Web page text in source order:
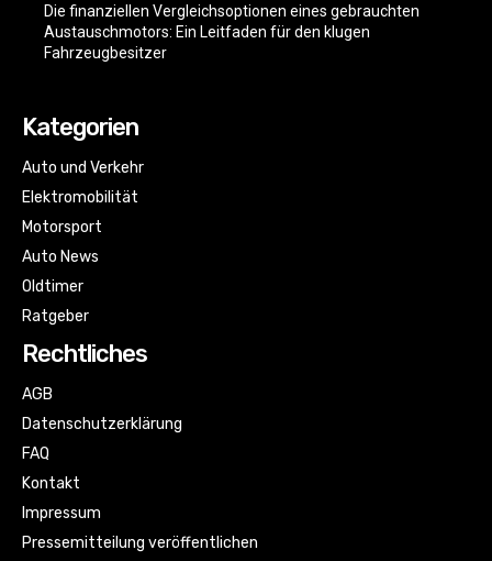
Die finanziellen Vergleichsoptionen eines gebrauchten
Austauschmotors: Ein Leitfaden für den klugen
Fahrzeugbesitzer
Kategorien
Auto und Verkehr
Elektromobilität
Motorsport
Auto News
Oldtimer
Ratgeber
Rechtliches
AGB
Datenschutzerklärung
FAQ
Kontakt
Impressum
Pressemitteilung veröffentlichen